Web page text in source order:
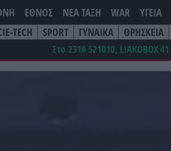
ΕΘΝΟΣ ΝΕΑ ΤΆΞΗ WAR ΥΓΕΙΑ
TECH SPORT ΓΥΝΑΙΚΑ ΘΡΗΣΚΕΙΑ
Στο 2310 521010, LIAKOBOX41